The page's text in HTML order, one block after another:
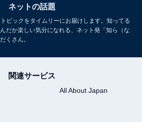
ネットの話題
ピックをタイムリーにお届けします。知ってる
だか楽しい気分になれる、ネット発「知ら（な
くさん。
関連サービス
All About Japan